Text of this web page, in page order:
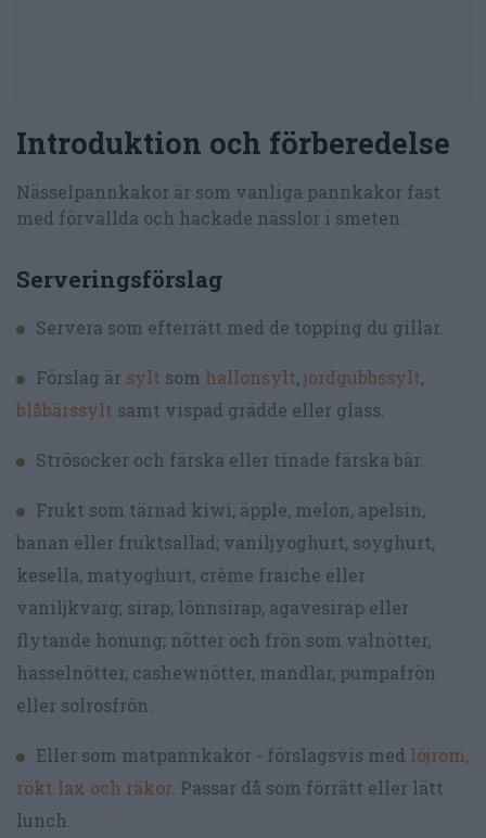
Introduktion och förberedelse
Nässelpannkakor är som vanliga pannkakor fast
med förvällda och hackade nässlor i smeten.
Serveringsförslag
Servera som efterrätt med de topping du gillar.
Förslag är sylt som hallonsylt, jordgubbssylt,
blåbärssylt samt vispad grädde eller glass.
Strösocker och färska eller tinade färska bär.
Frukt som tärnad kiwi, äpple, melon, apelsin,
banan eller fruktsallad; vaniljyoghurt, soyghurt,
kesella, matyoghurt, crème fraiche eller
vaniljkvarg; sirap, lönnsirap, agavesirap eller
flytande honung; nötter och frön som valnötter,
hasselnötter, cashewnötter, mandlar, pumpafrön
eller solrosfrön.
Eller som matpannkakor - förslagsvis med löjrom,
rökt lax och räkor. Passar då som förrätt eller lätt
lunch.